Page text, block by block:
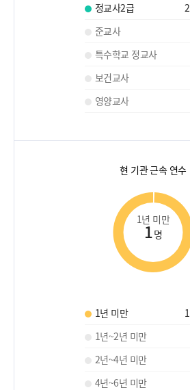
정교사2급
2
준교사
특수학교 정교사
보건교사
영양교사
현 기관 근속 연수
1년 미만
1명
1년 미만 1
1년~2년 미만
2년~4년 미만
4년~6년 미만